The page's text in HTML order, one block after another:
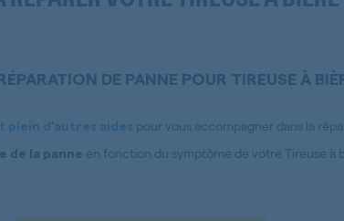
DE PANNE POUR TIREUSE À
d’autres aides pour vous accompagner dans la
de la panne en fonction du symptôme de votre Tireuse à